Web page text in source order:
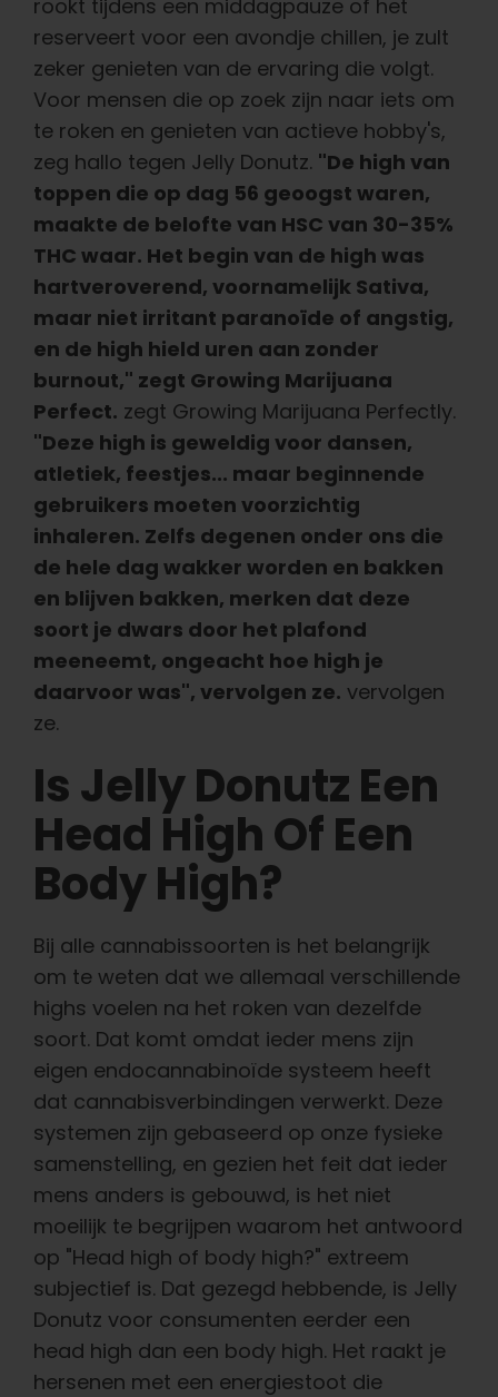
rookt tijdens een middagpauze of het
reserveert voor een avondje chillen, je zult
zeker genieten van de ervaring die volgt.
Voor mensen die op zoek zijn naar iets om
te roken en genieten van actieve hobby's,
zeg hallo tegen Jelly Donutz. "De high van
toppen die op dag 56 geoogst waren,
maakte de belofte van HSC van 30-35%
THC waar. Het begin van de high was
hartveroverend, voornamelijk Sativa,
maar niet irritant paranoïde of angstig,
en de high hield uren aan zonder
burnout," zegt Growing Marijuana
Perfect. zegt Growing Marijuana Perfectly.
"Deze high is geweldig voor dansen,
atletiek, feestjes... maar beginnende
gebruikers moeten voorzichtig
inhaleren. Zelfs degenen onder ons die
de hele dag wakker worden en bakken
en blijven bakken, merken dat deze
soort je dwars door het plafond
meeneemt, ongeacht hoe high je
daarvoor was", vervolgen ze. vervolgen
ze.
Is Jelly Donutz Een
Head High Of Een
Body High?
Bij alle cannabissoorten is het belangrijk
om te weten dat we allemaal verschillende
highs voelen na het roken van dezelfde
soort. Dat komt omdat ieder mens zijn
eigen endocannabinoïde systeem heeft
dat cannabisverbindingen verwerkt. Deze
systemen zijn gebaseerd op onze fysieke
samenstelling, en gezien het feit dat ieder
mens anders is gebouwd, is het niet
moeilijk te begrijpen waarom het antwoord
op "Head high of body high?" extreem
subjectief is. Dat gezegd hebbende, is Jelly
Donutz voor consumenten eerder een
head high dan een body high. Het raakt je
hersenen met een energiestoot die